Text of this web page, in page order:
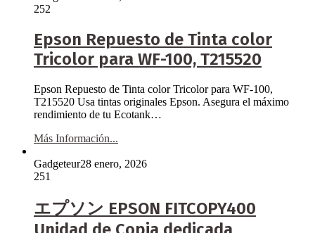
252
Epson Repuesto de Tinta color
Tricolor para WF-100, T215520
Epson Repuesto de Tinta color Tricolor para WF-100,
T215520 Usa tintas originales Epson. Asegura el máximo
rendimiento de tu Ecotank…
Más Información...
Gadgeteur28 enero, 2026
251
エプソン EPSON FITCOPY400